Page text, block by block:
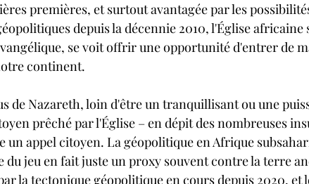
premières, et surtout avantagée par les
depuis la décennie 2010, l'Église africaine
se voit offrir une opportunité d'entrer de
continent.
de Nazareth, loin d'être un tranquillisant ou une
prêché par l'Église – en dépit des nombreuses
un appel citoyen. La géopolitique en Afrique
du jeu en fait juste un proxy souvent contre la terre
la tectonique géopolitique en cours depuis 2020, et